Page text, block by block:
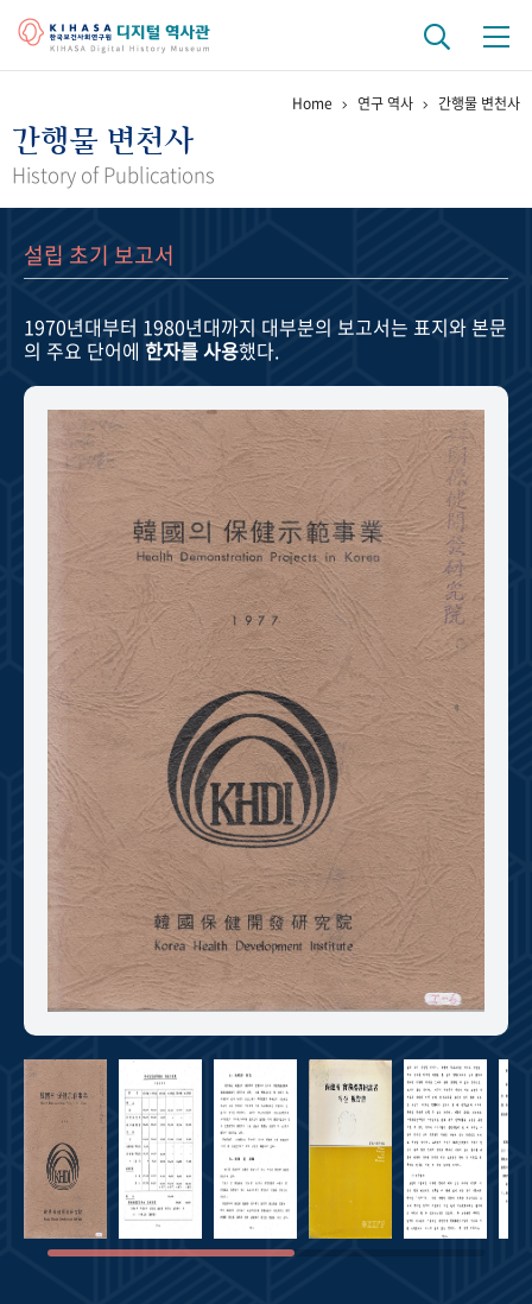
걸어온 길 기관 변천사
정책과 연구 키워드로 보는 연구 역사
연구자들
기록물 아카이브
사진 아카이브 문서 기록물 행정박물 영상 기록물
주년 기념
성과 50선 숫자로 보는 50년 50+1주년 광장
세계와 함께 한 KIHASA
VR 역사관
Home 연구 역사 간행물 변천사
간행물 변천사
History of Publications
설립 초기 보고서
1970년대부터 1980년대까지 대부분의 보고서는 표지와 본문
의 주요 단어에 한자를 사용했다.